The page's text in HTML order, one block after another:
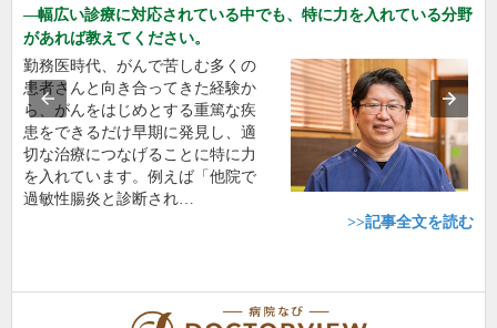
幅広い診療に対応されている中でも、特に力を入れている分野
があれば教えてください。
勤務医時代、がんで苦しむ多くの
患者さんと向き合ってきた経験か
ら、がんをはじめとする重篤な疾
患をできるだけ早期に発見し、適
切な治療につなげることに特に力
を入れています。例えば「他院で
過敏性腸炎と診断され…
>>記事全文を読む